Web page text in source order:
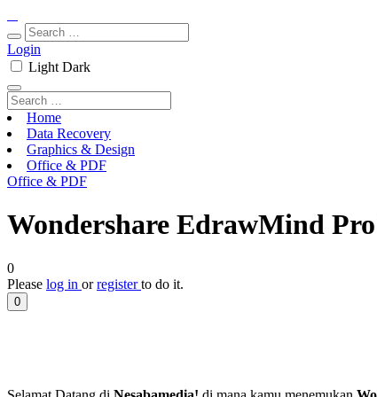
Login
Light Dark
Home
Data Recovery
Graphics & Design
Office & PDF
Office & PDF
Wondershare EdrawMind
0
Please log in orregisterto do it.
0